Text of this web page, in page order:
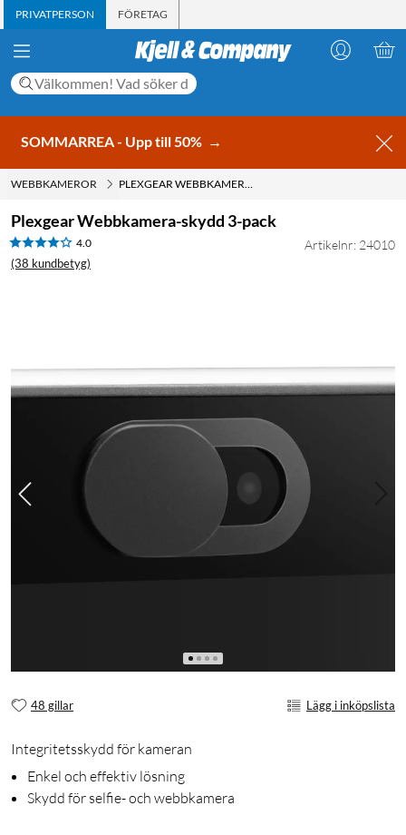
PRIVATPERSON FÖRETAG
SOMMARREA - Upp till 50% →
WEBBKAMEROR PLEXGEAR WEBBKAMERA-SKYDD 3-PACK
Plexgear Webbkamera-skydd 3-pack
4.0
(38 kundbetyg)
Artikelnr: 24010
48 gillar Lägg i inköpslista
Integritetsskydd för kameran
Enkel och effektiv lösning
Skydd för selfie- och webbkamera